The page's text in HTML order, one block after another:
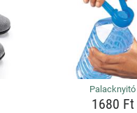
Palacknyitó
1680 Ft